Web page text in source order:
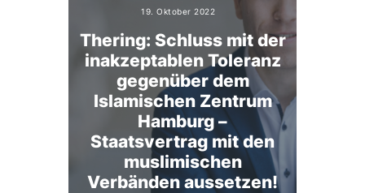
19. Oktober 2022
Thering: Schluss mit der
inakzeptablen Toleranz
gegenüber dem
Islamischen Zentrum
Hamburg –
Staatsvertrag mit den
muslimischen
Verbänden aussetzen!